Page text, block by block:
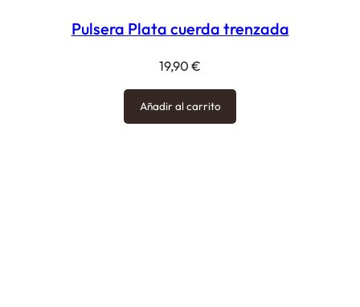
Pulsera Plata cuerda trenzada
19,90 €
Añadir al carrito